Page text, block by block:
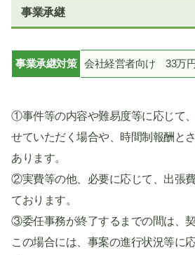
事業承継
事業承継対策 会社経営者向け 33万
①事件等の内容や難易度等に応じて
せていただく場合や、時間制報酬と
あります。
②実費等の他、必要に応じて、出張
ております。
③委任事務が終了するまでの間は、契
この場合には、事案の進行状況等に